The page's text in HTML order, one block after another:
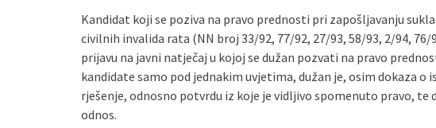
Kandidat koji se poziva na pravo prednosti pri zapošljavanju
civilnih invalida rata (NN broj 33/92, 77/92, 27/93, 58/93, 2/94, 76/
prijavu na javni natječaj u kojoj se dužan pozvati na pravo
kandidate samo pod jednakim uvjetima, dužan je, osim dokaza
rješenje, odnosno potvrdu iz koje je vidljivo spomenuto pravo, te
odnos.